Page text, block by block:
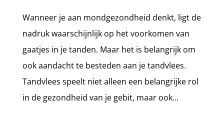
Wanneer je aan mondgezondheid denkt, ligt de
nadruk waarschijnlijk op het voorkomen van
gaatjes in je tanden. Maar het is belangrijk om
ook aandacht te besteden aan je tandvlees.
Tandvlees speelt niet alleen een belangrijke rol
in de gezondheid van je gebit, maar ook...